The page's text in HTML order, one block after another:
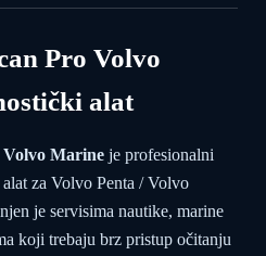
Pro Volvo
alat
Marine je profesionalni
za Volvo Penta / Volvo
je servisima nautike, marine
koji trebaju brz pristup očitanju